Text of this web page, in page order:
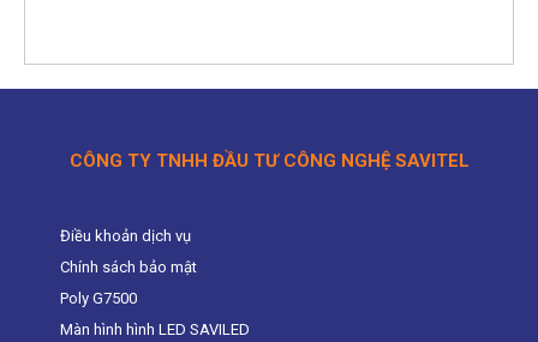
CÔNG TY TNHH ĐẦU TƯ CÔNG NGHỆ SAVITEL
Điều khoản dịch vụ
Chính sách bảo mật
Poly G7500
Màn hình hình LED SAVILED